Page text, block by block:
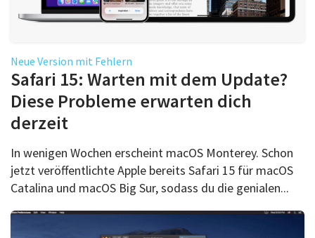
Neue Version mit Fehlern
Safari 15: Warten mit dem Update?
Diese Probleme erwarten dich
derzeit
In wenigen Wochen erscheint macOS Monterey. Schon
jetzt veröffentlichte Apple bereits Safari 15 für macOS
Catalina und macOS Big Sur, sodass du die genialen...